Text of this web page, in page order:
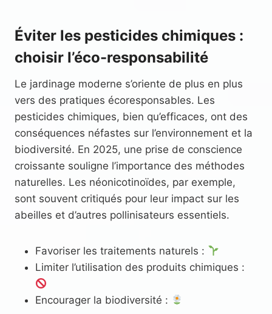
Éviter les pesticides chimiques :
choisir l’éco-responsabilité
Le jardinage moderne s’oriente de plus en plus
vers des pratiques écoresponsables. Les
pesticides chimiques, bien qu’efficaces, ont des
conséquences néfastes sur l’environnement et la
biodiversité. En 2025, une prise de conscience
croissante souligne l’importance des méthodes
naturelles. Les néonicotinoïdes, par exemple,
sont souvent critiqués pour leur impact sur les
abeilles et d’autres pollinisateurs essentiels.
Favoriser les traitements naturels :
Limiter l’utilisation des produits chimiques :
Encourager la biodiversité :